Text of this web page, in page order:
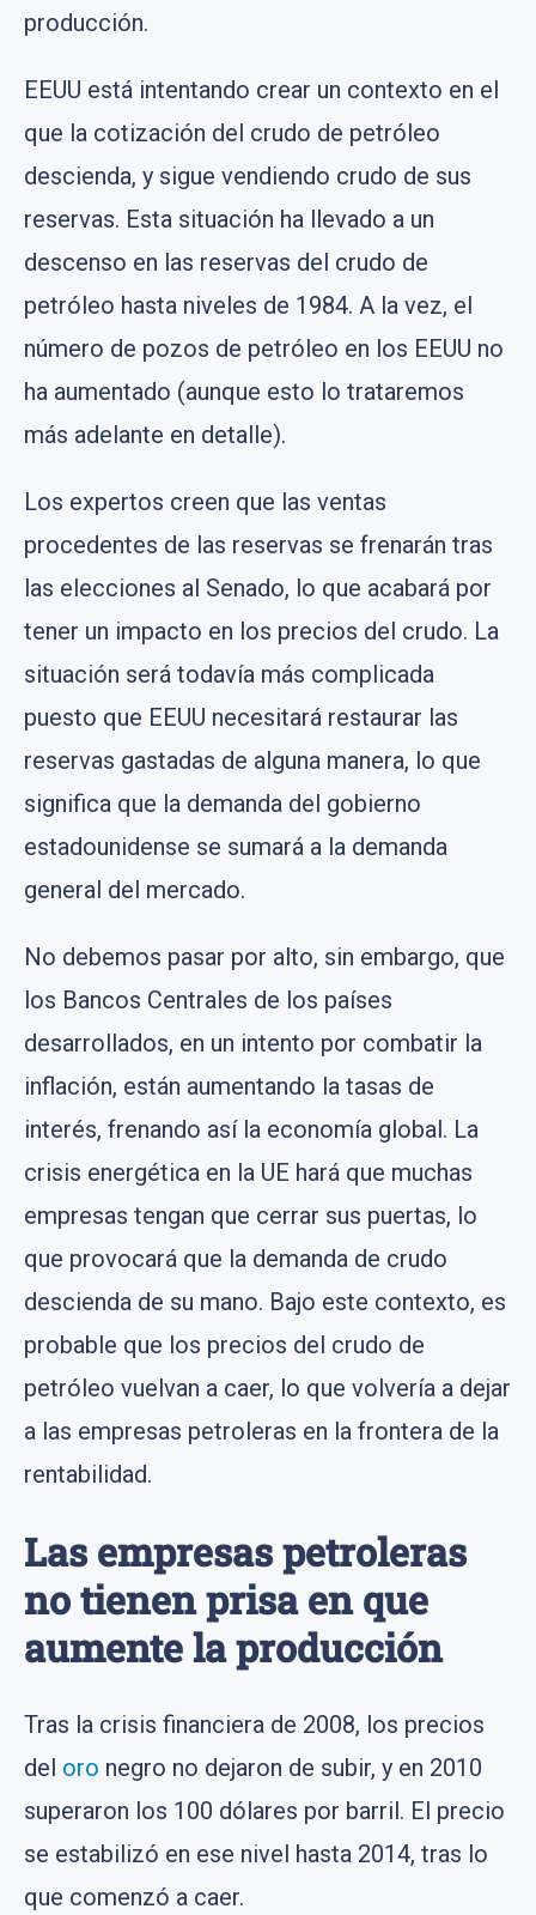
producción.
EEUU está intentando crear un contexto en el
que la cotización del crudo de petróleo
descienda, y sigue vendiendo crudo de sus
reservas. Esta situación ha llevado a un
descenso en las reservas del crudo de
petróleo hasta niveles de 1984. A la vez, el
número de pozos de petróleo en los EEUU no
ha aumentado (aunque esto lo trataremos
más adelante en detalle).
Los expertos creen que las ventas
procedentes de las reservas se frenarán tras
las elecciones al Senado, lo que acabará por
tener un impacto en los precios del crudo. La
situación será todavía más complicada
puesto que EEUU necesitará restaurar las
reservas gastadas de alguna manera, lo que
significa que la demanda del gobierno
estadounidense se sumará a la demanda
general del mercado.
No debemos pasar por alto, sin embargo, que
los Bancos Centrales de los países
desarrollados, en un intento por combatir la
inflación, están aumentando la tasas de
interés, frenando así la economía global. La
crisis energética en la UE hará que muchas
empresas tengan que cerrar sus puertas, lo
que provocará que la demanda de crudo
descienda de su mano. Bajo este contexto, es
probable que los precios del crudo de
petróleo vuelvan a caer, lo que volvería a dejar
a las empresas petroleras en la frontera de la
rentabilidad.
Las empresas petroleras
no tienen prisa en que
aumente la producción
Tras la crisis financiera de 2008, los precios
del oro negro no dejaron de subir, y en 2010
superaron los 100 dólares por barril. El precio
se estabilizó en ese nivel hasta 2014, tras lo
que comenzó a caer.